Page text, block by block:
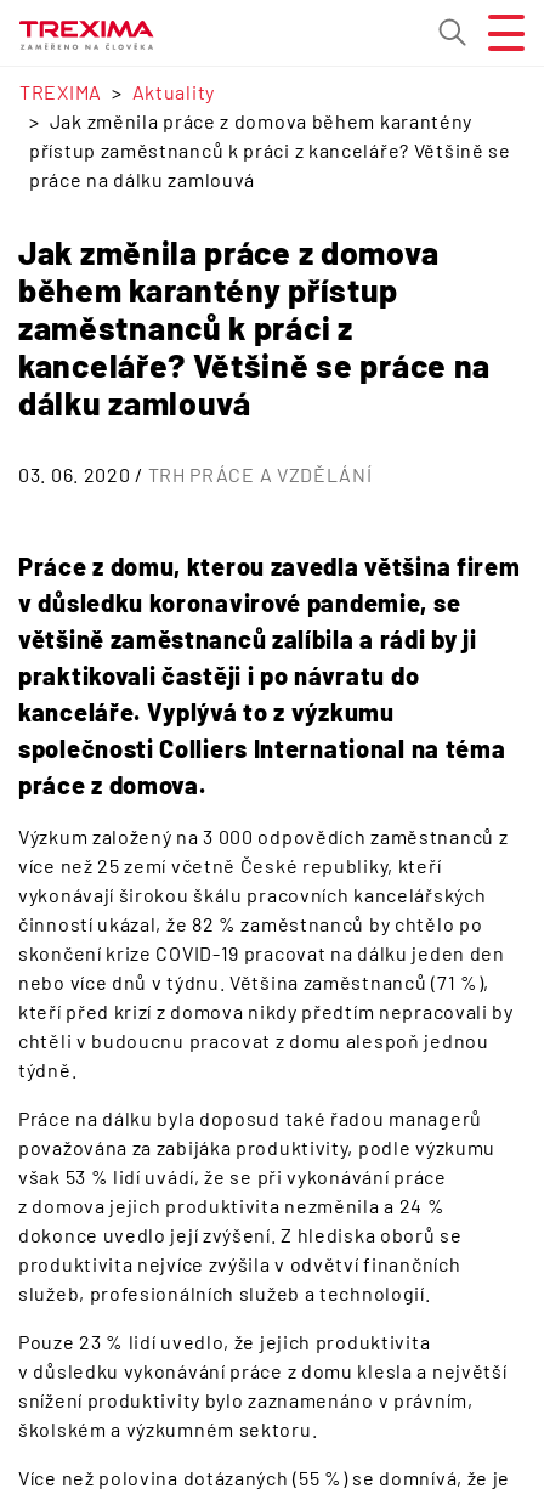
TREXIMA
Aktuality
Jak změnila práce z domova během karantény
přístup zaměstnanců k práci z kanceláře? Většině se
práce na dálku zamlouvá
Jak změnila práce z domova
během karantény přístup
zaměstnanců k práci z
kanceláře? Většině se práce na
dálku zamlouvá
03. 06. 2020 / TRH PRÁCE A VZDĚLÁNÍ
Práce z domu, kterou zavedla většina firem
v důsledku koronavirové pandemie, se
většině zaměstnanců zalíbila a rádi by ji
praktikovali častěji i po návratu do
kanceláře. Vyplývá to z výzkumu
společnosti Colliers International na téma
práce z domova.
Výzkum založený na 3 000 odpovědích zaměstnanců z
více než 25 zemí včetně České republiky, kteří
vykonávají širokou škálu pracovních kancelářských
činností ukázal, že 82 % zaměstnanců by chtělo po
skončení krize COVID-19 pracovat na dálku jeden den
nebo více dnů v týdnu. Většina zaměstnanců (71 %),
kteří před krizí z domova nikdy předtím nepracovali by
chtěli v budoucnu pracovat z domu alespoň jednou
týdně.
Práce na dálku byla doposud také řadou managerů
považována za zabijáka produktivity, podle výzkumu
však 53 % lidí uvádí, že se při vykonávání práce
z domova jejich produktivita nezměnila a 24 %
dokonce uvedlo její zvýšení. Z hlediska oborů se
produktivita nejvíce zvýšila v odvětví finančních
služeb, profesionálních služeb a technologií.
Pouze 23 % lidí uvedlo, že jejich produktivita
v důsledku vykonávání práce z domu klesla a největší
snížení produktivity bylo zaznamenáno v právním,
školském a výzkumném sektoru.
Více než polovina dotázaných (55 %) se domnívá, že je